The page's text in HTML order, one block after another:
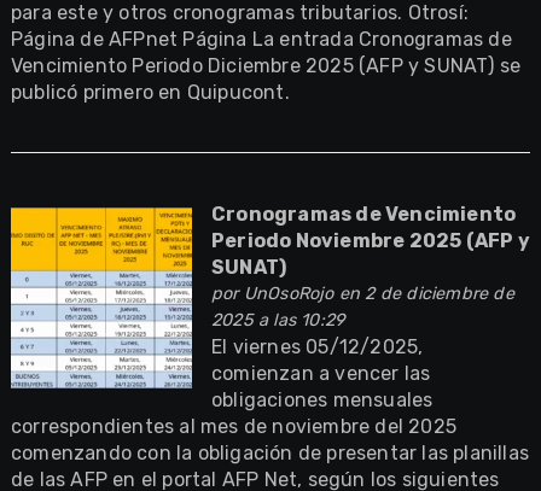
para este y otros cronogramas tributarios. Otrosí:
Página de AFPnet Página La entrada Cronogramas de
Vencimiento Periodo Diciembre 2025 (AFP y SUNAT) se
publicó primero en Quipucont.
Cronogramas de Vencimiento
Periodo Noviembre 2025 (AFP y
SUNAT)
por UnOsoRojoen 2 de diciembre de
2025 a las 10:29
El viernes 05/12/2025,
comienzan a vencer las
obligaciones mensuales
correspondientes al mes de noviembre del 2025
comenzando con la obligación de presentar las planillas
de las AFP en el portal AFP Net, según los siguientes